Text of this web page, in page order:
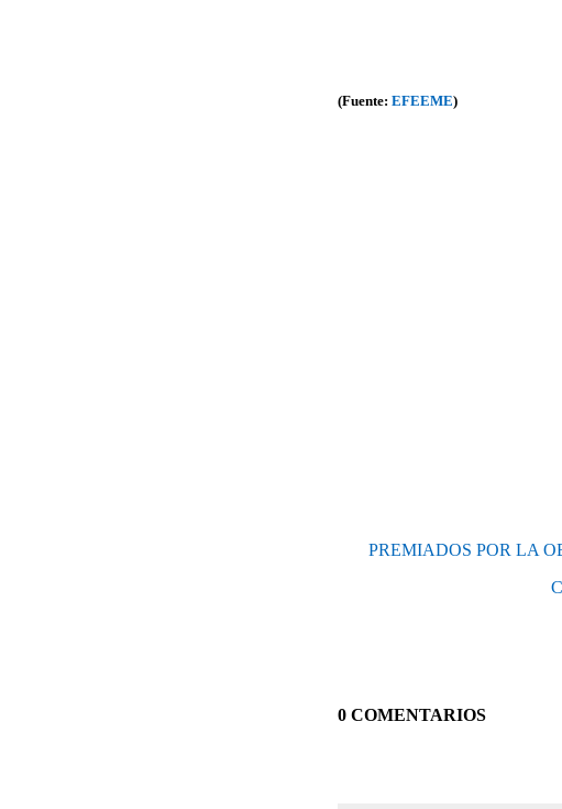
(Fuente: EFEEME)
PREMIADOS POR LA
0 COMENTARIOS